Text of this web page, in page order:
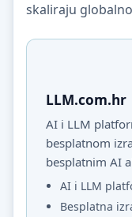
skaliraju
LLM.com.hr
AI i LLM
besplatnom
besplatnim AI
AI i LLM
Besplatna